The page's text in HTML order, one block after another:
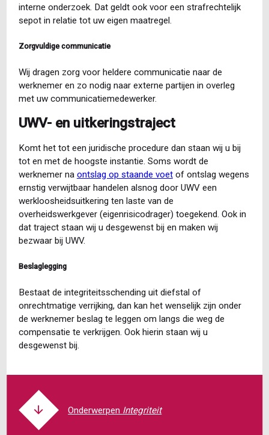
interne onderzoek. Dat geldt ook voor een strafrechtelijk
sepot in relatie tot uw eigen maatregel.
Zorgvuldige communicatie
Wij dragen zorg voor heldere communicatie naar de
werknemer en zo nodig naar externe partijen in overleg
met uw communicatiemedewerker.
UWV- en uitkeringstraject
Komt het tot een juridische procedure dan staan wij u bij
tot en met de hoogste instantie. Soms wordt de
werknemer na ontslag op staande voetof ontslag wegens
ernstig verwijtbaar handelen alsnog door UWV een
werkloosheidsuitkering ten laste van de
overheidswerkgever (eigenrisicodrager) toegekend. Ook in
dat traject staan wij u desgewenst bij en maken wij
bezwaar bij UWV.
Beslaglegging
Bestaat de integriteitsschending uit diefstal of
onrechtmatige verrijking, dan kan het wenselijk zijn onder
de werknemer beslag te leggen om langs die weg de
compensatie te verkrijgen. Ook hierin staan wij u
desgewenst bij.
Integriteit